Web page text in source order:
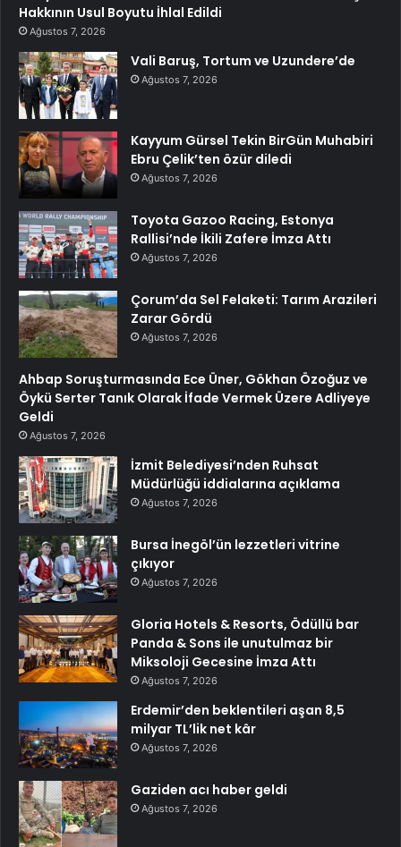
Hakkının Usul Boyutu İhlal Edildi
Ağustos 7, 2026
Vali Baruş, Tortum ve Uzundere’de
Ağustos 7, 2026
Kayyum Gürsel Tekin BirGün Muhabiri
Ebru Çelik’ten özür diledi
Ağustos 7, 2026
Toyota Gazoo Racing, Estonya
Rallisi’nde İkili Zafere İmza Attı
Ağustos 7, 2026
Çorum’da Sel Felaketi: Tarım Arazileri
Zarar Gördü
Ağustos 7, 2026
Ahbap Soruşturmasında Ece Üner, Gökhan Özoğuz ve
Öykü Serter Tanık Olarak İfade Vermek Üzere Adliyeye
Geldi
Ağustos 7, 2026
İzmit Belediyesi’nden Ruhsat
Müdürlüğü iddialarına açıklama
Ağustos 7, 2026
Bursa İnegöl’ün lezzetleri vitrine
çıkıyor
Ağustos 7, 2026
Gloria Hotels & Resorts, Ödüllü bar
Panda & Sons ile unutulmaz bir
Miksoloji Gecesine İmza Attı
Ağustos 7, 2026
Erdemir’den beklentileri aşan 8,5
milyar TL’lik net kâr
Ağustos 7, 2026
Gaziden acı haber geldi
Ağustos 7, 2026